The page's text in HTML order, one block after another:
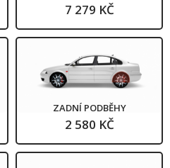
7 279 KČ
ZADNÍ PODBĚHY
2 580 KČ